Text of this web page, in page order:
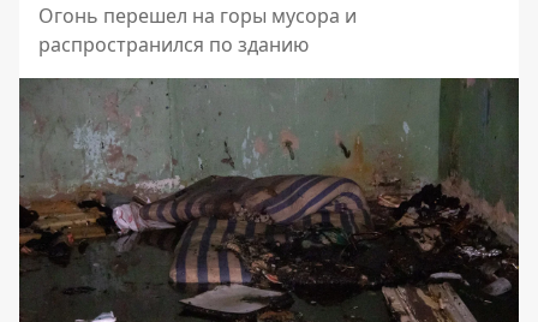
Огонь перешел на горы мусора и
распространился по зданию